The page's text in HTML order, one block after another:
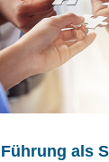
Führung als